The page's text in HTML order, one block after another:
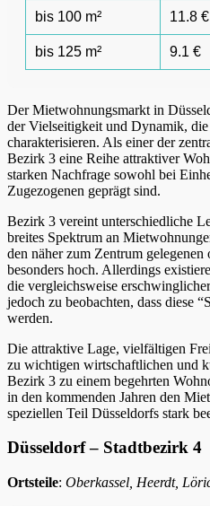
bis 100 m² 11.8 €
bis 125 m² 9.1 €
Der Mietwohnungsmarkt in
der Vielseitigkeit und Dynamik, die
charakterisieren. Als einer der
Bezirk 3 eine Reihe attraktiver
starken Nachfrage sowohl bei
Zugezogenen geprägt sind.
Bezirk 3 vereint unterschiedliche
breites Spektrum an
den näher zum Zentrum gelegenen
besonders hoch. Allerdings
die vergleichsweise
jedoch zu beobachten, dass diese
werden.
Die attraktive Lage, vielfältigen
zu wichtigen wirtschaftlichen und
Bezirk 3 zu einem begehrten
in den kommenden Jahren den
speziellen Teil Düsseldorfs stark
Düsseldorf – Stadtbezirk 4
Ortsteile: Oberkassel, Heerdt,